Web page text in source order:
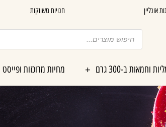
אונליין חנויות משווקות
Products
search
וחמאות ב-300 גרם מחיות מרוכזות ופייסט